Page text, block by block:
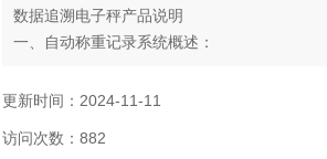
数据追溯电子秤产品说明
一、自动称重记录系统概述：
品属性资料记录到数据库、储存数据、导出
统自动保存数据达计算机上。
更新时间：2024-11-11
访问次数：882